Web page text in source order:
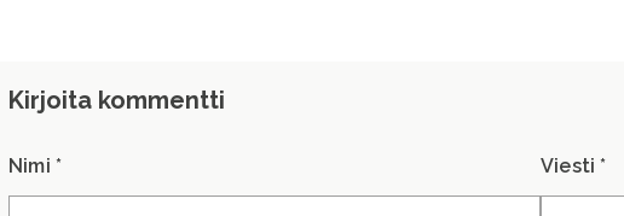
Kirjoita kommentti
Nimi * Viesti *